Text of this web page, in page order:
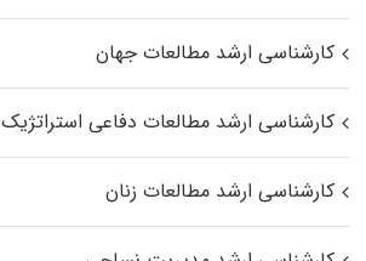
کارشناسی ارشد مطالعات جهان
کارشناسی ارشد مطالعات دفاعی استراتژیک
کارشناسی ارشد مطالعات زنان